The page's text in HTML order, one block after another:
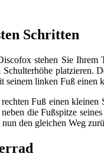
Schritten
stehen Sie
seinem linken Fuß
Fuß einen
die Fußspitze
den gleichen Weg